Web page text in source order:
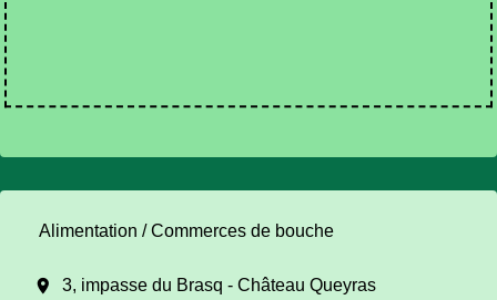
Alimentation / Commerces de bouche
location_on
3, impasse du Brasq - Château Queyras